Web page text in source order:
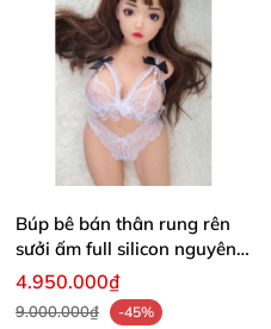
Búp bê bán thân rung rên
sưởi ấm full silicon nguyên
khối
4.950.000₫
9.000.000₫
-45%